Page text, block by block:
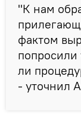
"К нам
фактом
ли
- уточнил